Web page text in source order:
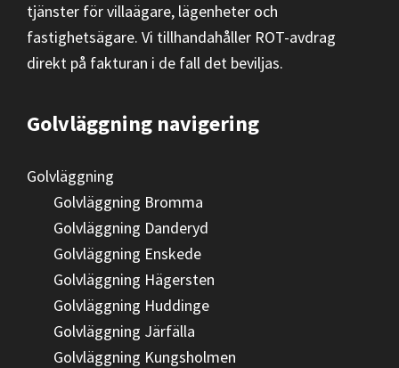
tjänster för villaägare, lägenheter och
fastighetsägare. Vi tillhandahåller ROT-avdrag
direkt på fakturan i de fall det beviljas.
Golvläggning navigering
Golvläggning
Golvläggning Bromma
Golvläggning Danderyd
Golvläggning Enskede
Golvläggning Hägersten
Golvläggning Huddinge
Golvläggning Järfälla
Golvläggning Kungsholmen